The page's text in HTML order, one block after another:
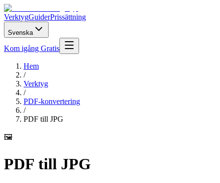
VerktygGuiderPrissättning
Svenska
Kom igång Gratis
Hem
/
Verktyg
/
PDF-konvertering
/
PDF till JPG
🖼️
PDF till JPG